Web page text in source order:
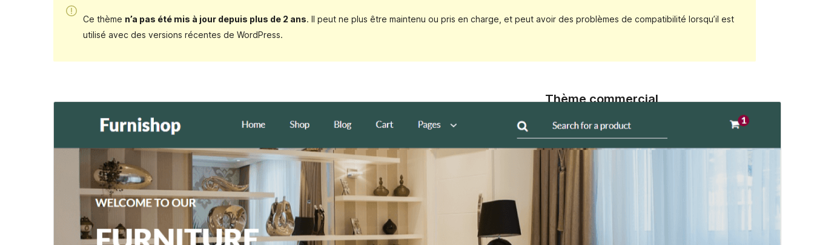
Ce thème n’a pas été mis à jour depuis plus de 2 ans. Il peut ne plus être maintenu ou pris en charge, et peut avoir des problèmes de compatibilité lorsqu’il est
utilisé avec des versions récentes de WordPress.
Thème commercial
Ce thème est gratuit mais offre des mises à niveau
commerciales ou un support supplémentaire
payants.Voir le support
Aperçu
Dernière mise à jour
19 février 2024
Installations actives
Version de WordPress